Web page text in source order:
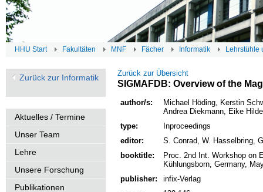
HHU Start Fakultäten MNF Fächer Informatik Lehrstühle
Zurück zur Informatik
Aktuelles / Termine
Unser Team
Lehre
Unsere Forschung
Publikationen
Zurück zur Übersicht
SIGMAFDB: Overview of the
author/s:
Michael Höding, Kerstin
Andrea Diekmann, Eike
type:
Inproceedings
editor:
S. Conrad, W. Hasselbring,
booktitle:
Proc. 2nd Int. Workshop on
Kühlungsborn, Germany,
publisher:
infix-Verlag